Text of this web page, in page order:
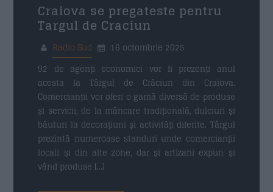
Craiova se pregateste pentru
Targul de Craciun
Radio Sud
16 octombrie 2025
92 de agenți economici vor fi prezenți anul
acesta la Târgul de Crăciun din Craiova.
Comercianții vor oferi o gamă diversă de produse
și servicii, de la mâncare tradițională, dulciuri și
băuturi la decorațiuni și activități diferite. Târgul
prezintă numeroase standuri unde comercianții
locali și din alte zone, dar și artizani expun și
vând produse […]